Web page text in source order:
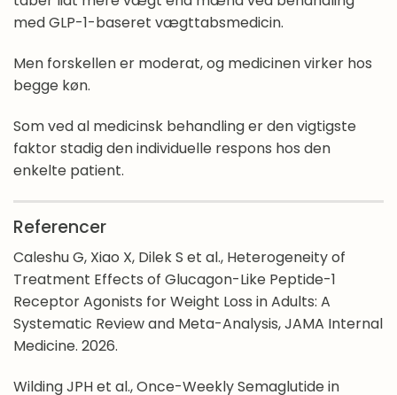
med GLP-1-baseret vægttabsmedicin.
Men forskellen er moderat, og medicinen virker hos
begge køn.
Som ved al medicinsk behandling er den vigtigste
faktor stadig den individuelle respons hos den
enkelte patient.
Referencer
Caleshu G, Xiao X, Dilek S et al., Heterogeneity of
Treatment Effects of Glucagon-Like Peptide-1
Receptor Agonists for Weight Loss in Adults: A
Systematic Review and Meta-Analysis, JAMA Internal
Medicine. 2026.
Wilding JPH et al., Once-Weekly Semaglutide in